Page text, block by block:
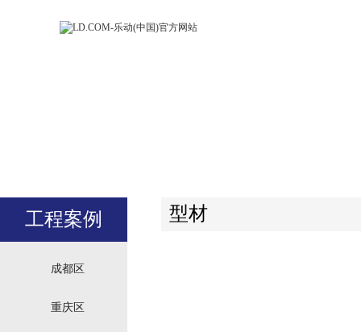
工程案例
成都区
重庆区
型材